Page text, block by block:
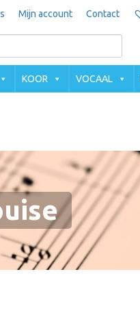
Mijn account Contact
KOOR VOCAAL